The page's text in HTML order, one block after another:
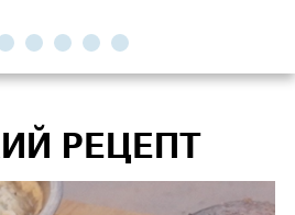
РЕЦЕПТ